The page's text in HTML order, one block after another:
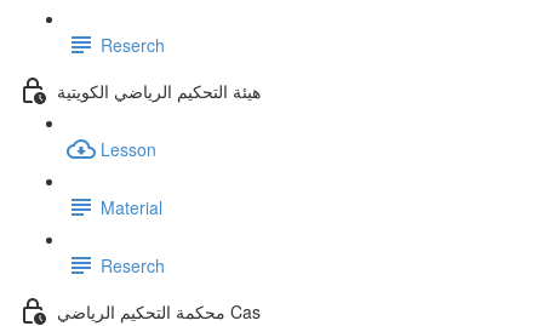
Reserch
هيئة التحكيم الرياضي الكويتية
Lesson
Material
Reserch
محكمة التحكيم الرياضي Cas